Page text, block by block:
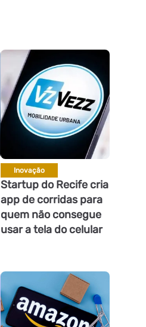
Inovação
Startup do Recife cria
app de corridas para
quem não consegue
usar a tela do celular